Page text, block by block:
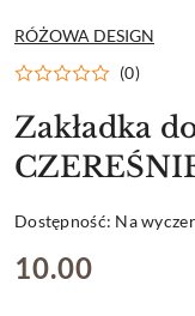
NAZWA
PRODUCENTA:
RÓŻOWA DESIGN
(0)
Zakładka
Dostępność: Na
cena:
10.00